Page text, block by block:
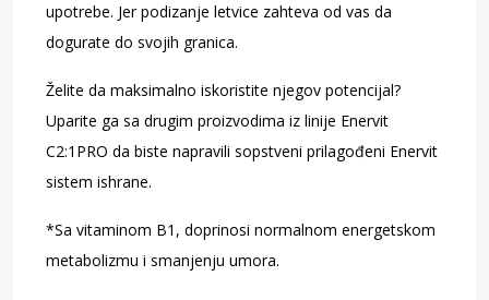
upotrebe. Jer podizanje letvice zahteva od vas da
dogurate do svojih granica.
Želite da maksimalno iskoristite njegov potencijal?
Uparite ga sa drugim proizvodima iz linije Enervit
C2:1PRO da biste napravili sopstveni prilagođeni Enervit
sistem ishrane.
*Sa vitaminom B1, doprinosi normalnom energetskom
metabolizmu i smanjenju umora.